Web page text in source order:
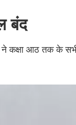
बंद
ने कक्षा आठ तक के